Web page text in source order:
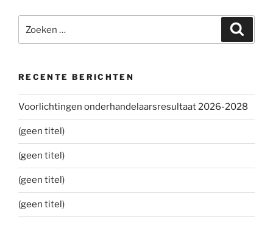
naar:
RECENTE BERICHTEN
Voorlichtingen onderhandelaarsresultaat 2026-2028
(geen titel)
(geen titel)
(geen titel)
(geen titel)